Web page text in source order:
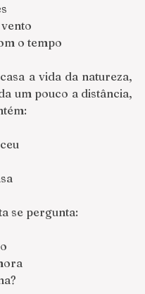
o tempo
a vida da natureza,
um pouco a distância,
se pergunta: